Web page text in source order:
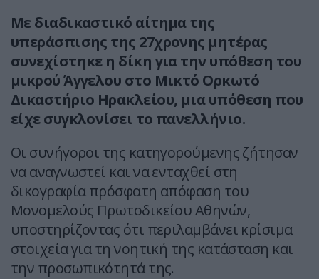
Με διαδικαστικό αίτημα της
υπεράσπισης της 27χρονης μητέρας
συνεχίστηκε η δίκη για την υπόθεση του
μικρού Άγγελου στο Μικτό Ορκωτό
Δικαστήριο Ηρακλείου, μια υπόθεση που
είχε συγκλονίσει το πανελλήνιο.
Οι συνήγοροι της κατηγορούμενης ζήτησαν
να αναγνωστεί και να ενταχθεί στη
δικογραφία πρόσφατη απόφαση του
Μονομελούς Πρωτοδικείου Αθηνών,
υποστηρίζοντας ότι περιλαμβάνει κρίσιμα
στοιχεία για τη νοητική της κατάσταση και
την προσωπικότητά της.